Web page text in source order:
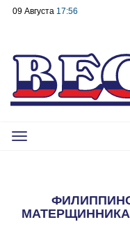
09 Августа 17:56
Toggle